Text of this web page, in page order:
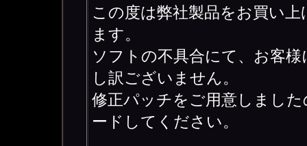
この度は弊社製品をお買い
ます。
ソフトの不具合にて、お客
し訳ございません。
修正パッチをご用意しまし
ードしてください。